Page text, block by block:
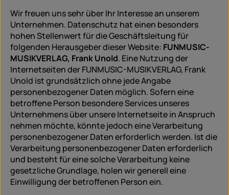
Wir freuen uns sehr über Ihr Interesse an unserem
Unternehmen. Datenschutz hat einen besonders
hohen Stellenwert für die Geschäftsleitung für
folgenden Herausgeber dieser Website: FUNMUSIC-
MUSIKVERLAG, Frank Unold. Eine Nutzung der
Internetseiten der FUNMUSIC-MUSIKVERLAG, Frank
Unold ist grundsätzlich ohne jede Angabe
personenbezogener Daten möglich. Sofern eine
betroffene Person besondere Services unseres
Unternehmens über unsere Internetseite in Anspruch
nehmen möchte, könnte jedoch eine Verarbeitung
personenbezogener Daten erforderlich werden. Ist die
Verarbeitung personenbezogener Daten erforderlich
und besteht für eine solche Verarbeitung keine
gesetzliche Grundlage, holen wir generell eine
Einwilligung der betroffenen Person ein.